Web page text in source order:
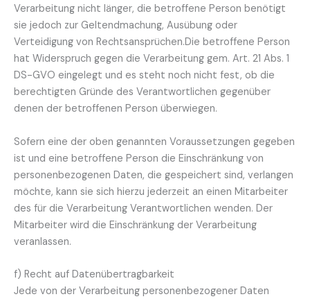
Verarbeitung nicht länger, die betroffene Person benötigt
sie jedoch zur Geltendmachung, Ausübung oder
Verteidigung von Rechtsansprüchen.Die betroffene Person
hat Widerspruch gegen die Verarbeitung gem. Art. 21 Abs. 1
DS-GVO eingelegt und es steht noch nicht fest, ob die
berechtigten Gründe des Verantwortlichen gegenüber
denen der betroffenen Person überwiegen.
Sofern eine der oben genannten Voraussetzungen gegeben
ist und eine betroffene Person die Einschränkung von
personenbezogenen Daten, die gespeichert sind, verlangen
möchte, kann sie sich hierzu jederzeit an einen Mitarbeiter
des für die Verarbeitung Verantwortlichen wenden. Der
Mitarbeiter wird die Einschränkung der Verarbeitung
veranlassen.
f) Recht auf Datenübertragbarkeit
Jede von der Verarbeitung personenbezogener Daten